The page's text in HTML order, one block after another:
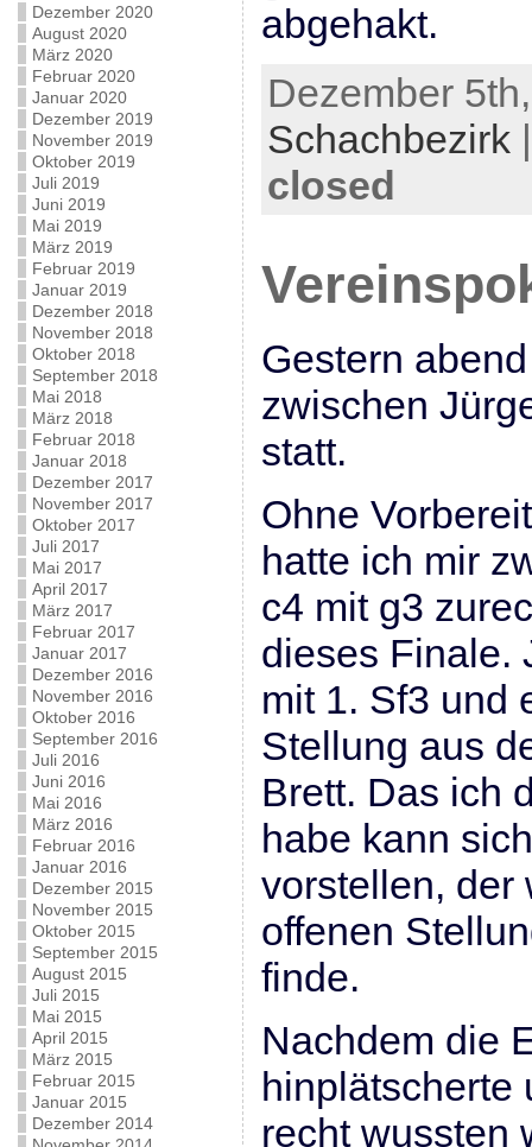
Dezember 2020
August 2020
März 2020
Februar 2020
Januar 2020
Dezember 2019
November 2019
Oktober 2019
Juli 2019
Juni 2019
Mai 2019
März 2019
Februar 2019
Januar 2019
Dezember 2018
November 2018
Oktober 2018
September 2018
Mai 2018
März 2018
Februar 2018
Januar 2018
Dezember 2017
November 2017
Oktober 2017
Juli 2017
Mai 2017
April 2017
März 2017
Februar 2017
Januar 2017
Dezember 2016
November 2016
Oktober 2016
September 2016
Juli 2016
Juni 2016
Mai 2016
März 2016
Februar 2016
Januar 2016
Dezember 2015
November 2015
Oktober 2015
September 2015
August 2015
Juli 2015
Mai 2015
April 2015
März 2015
Februar 2015
Januar 2015
Dezember 2014
abgehakt.
Dezember
Schachbezirk
closed
Gestern
zwischen
statt.
Ohne
hatte ich mir
c4 mit g3
dieses Finale.
mit 1. Sf3 und
Stellung aus
Brett. Das ich
habe kann
vorstellen, der
offenen
finde.
Nachdem die
hinplätscherte
recht wussten